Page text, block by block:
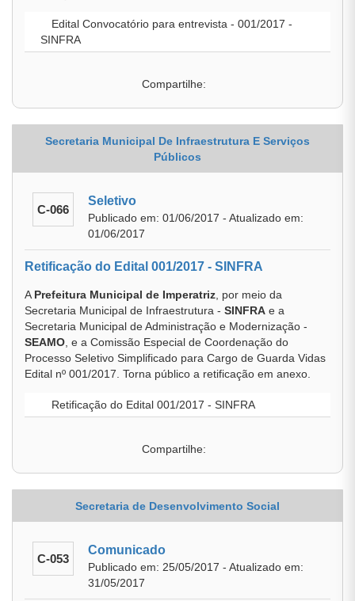
Edital Convocatório para entrevista - 001/2017 -
SINFRA
Compartilhe:
Secretaria Municipal De Infraestrutura E Serviços
Públicos
C-066
Seletivo
Publicado em: 01/06/2017 - Atualizado em:
01/06/2017
Retificação do Edital 001/2017 - SINFRA
A Prefeitura Municipal de Imperatriz , por meio da
Secretaria Municipal de Infraestrutura - SINFRA e a
Secretaria Municipal de Administração e Modernização -
SEAMO , e a Comissão Especial de Coordenação do
Processo Seletivo Simplificado para Cargo de Guarda Vidas
Edital nº 001/2017. Torna público a retificação em anexo.
Retificação do Edital 001/2017 - SINFRA
Compartilhe:
Secretaria de Desenvolvimento Social
C-053
Comunicado
Publicado em: 25/05/2017 - Atualizado em:
31/05/2017